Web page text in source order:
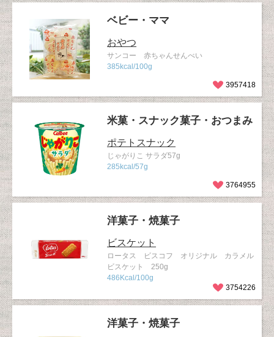
ベビー・ママ
おやつ
サンコー 赤ちゃんせんべい
385kcal/100g
3957418
米菓・スナック菓子・おつまみ
ポテトスナック
じゃがりこ サラダ57g
285kcal/57g
3764955
洋菓子・焼菓子
ビスケット
ロータス ビスコフ オリジナル カラメル
ビスケット 250g
486Kcal/100g
3754226
洋菓子・焼菓子